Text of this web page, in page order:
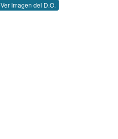
Ver Imagen del D.O.